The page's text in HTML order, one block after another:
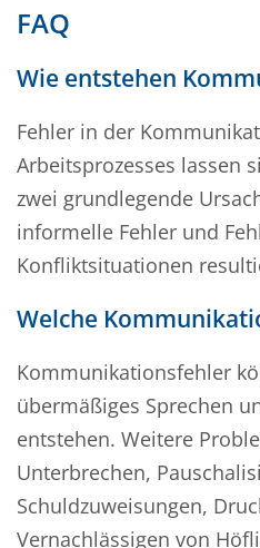
FAQ
Wie entstehen
Fehler in der
Arbeitsprozesses lassen
zwei grundlegende
informelle Fehler und
Konfliktsituationen
Welche
Kommunikationsfehler
übermäßiges Sprechen
entstehen. Weitere
Unterbrechen,
Schuldzuweisungen,
Vernachlässigen von